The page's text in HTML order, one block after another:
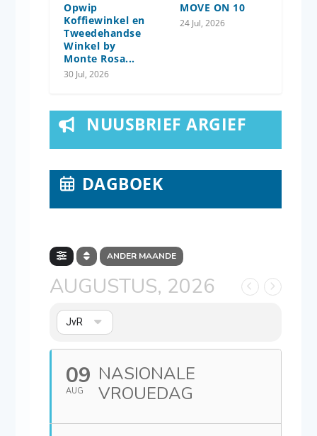
Opwip
Koffiewinkel en
Tweedehandse
Winkel by
Monte Rosa...
30 Jul, 2026
MOVE ON 10
24 Jul, 2026
NUUSBRIEF ARGIEF
DAGBOEK
ANDER MAANDE
AUGUSTUS, 2026
JvR
09
AUG
NASIONALE
VROUEDAG